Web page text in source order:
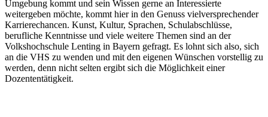
Umgebung kommt und sein Wissen gerne an Interessierte
weitergeben möchte, kommt hier in den Genuss vielversprechender
Karrierechancen. Kunst, Kultur, Sprachen, Schulabschlüsse,
berufliche Kenntnisse und viele weitere Themen sind an der
Volkshochschule Lenting in Bayern gefragt. Es lohnt sich also, sich
an die VHS zu wenden und mit den eigenen Wünschen vorstellig zu
werden, denn nicht selten ergibt sich die Möglichkeit einer
Dozententätigkeit.